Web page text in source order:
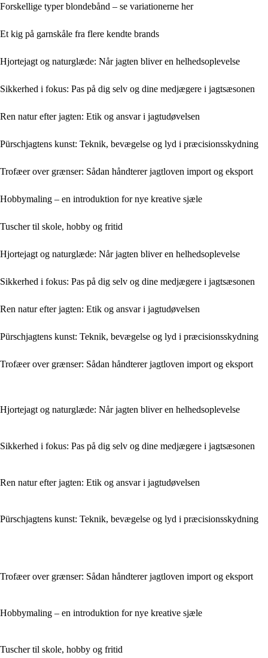
Forskellige typer blondebånd – se variationerne her
Et kig på garnskåle fra flere kendte brands
Hjortejagt og naturglæde: Når jagten bliver en helhedsoplevelse
Sikkerhed i fokus: Pas på dig selv og dine medjægere i jagtsæsonen
Ren natur efter jagten: Etik og ansvar i jagtudøvelsen
Pürschjagtens kunst: Teknik, bevægelse og lyd i præcisionsskydning
Trofæer over grænser: Sådan håndterer jagtloven import og eksport
Hobbymaling – en introduktion for nye kreative sjæle
Tuscher til skole, hobby og fritid
Hjortejagt og naturglæde: Når jagten bliver en helhedsoplevelse
Sikkerhed i fokus: Pas på dig selv og dine medjægere i jagtsæsonen
Ren natur efter jagten: Etik og ansvar i jagtudøvelsen
Pürschjagtens kunst: Teknik, bevægelse og lyd i præcisionsskydning
Trofæer over grænser: Sådan håndterer jagtloven import og eksport
Hjortejagt og naturglæde: Når jagten bliver en helhedsoplevelse
Sikkerhed i fokus: Pas på dig selv og dine medjægere i jagtsæsonen
Ren natur efter jagten: Etik og ansvar i jagtudøvelsen
Pürschjagtens kunst: Teknik, bevægelse og lyd i præcisionsskydning
Trofæer over grænser: Sådan håndterer jagtloven import og eksport
Hobbymaling – en introduktion for nye kreative sjæle
Tuscher til skole, hobby og fritid